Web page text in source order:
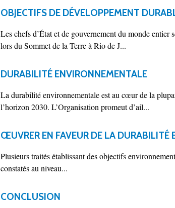
OBJECTIFS DE DÉVELOPPEMENT
Les chefs d’État et de gouvernement du monde
lors du Sommet de la Terre à Rio de J...
DURABILITÉ ENVIRONNEMENTALE
La durabilité environnementale est au cœur de la
l’horizon 2030. L’Organisation promeut d’ail...
ŒUVRER EN FAVEUR DE LA DURABILITÉ
Plusieurs traités établissant des objectifs
constatés au niveau...
CONCLUSION